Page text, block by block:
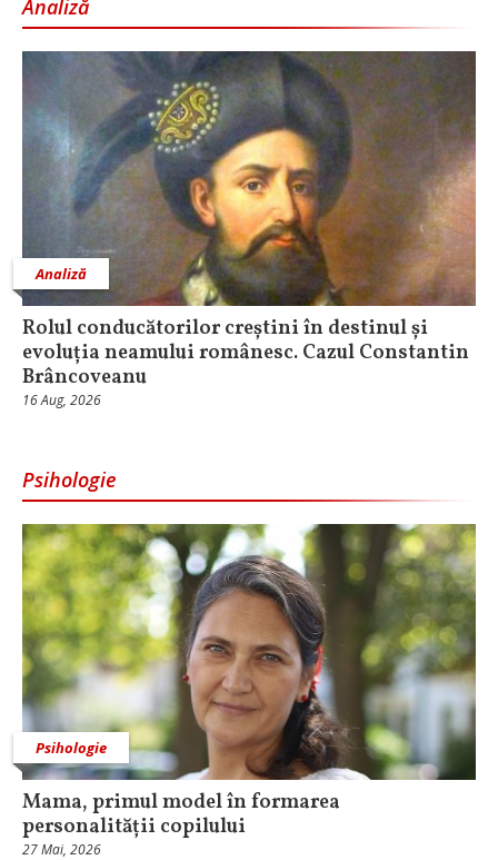
Analiză
Analiză
Rolul conducătorilor creștini în destinul și
evoluția neamului românesc. Cazul Constantin
Brâncoveanu
16 Aug, 2026
Psihologie
Psihologie
Mama, primul model în formarea
personalității copilului
27 Mai, 2026